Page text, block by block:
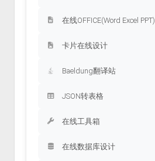
在线OFFICE(Word Excel PPT)
卡片在线设计
Baeldung翻译站
JSON转表格
在线工具箱
在线数据库设计